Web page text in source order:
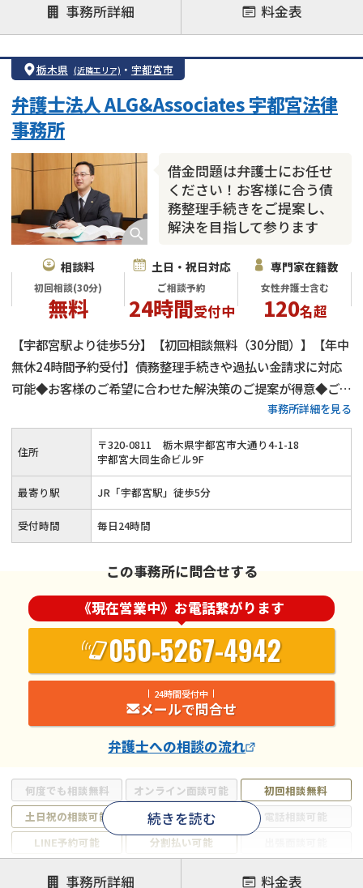
借金返済相談・交渉
自己破産
任意整理
個人再生
時効援用
会社破産・法人破産
住宅ローン
消費者金融・サラ金
カードローン
事務所詳細 料金表
栃木県 (近隣エリア) ・ 宇都宮市
借金問題は弁護士にお任せ
ください！お客様に合う債
務整理手続きをご提案し、
解決を目指して参ります
弁護士法人 ALG&Associates 宇都宮法律
事務所
相談料
初回相談(30分)
無料
土日・祝日対応
ご相談予約
24時間受付中
専門家在籍数
女性弁護士含む
120名超
【宇都宮駅より徒歩5分】【初回相談無料（30分間）】【年中
無休24時間予約受付】債務整理手続きや過払い金請求に対応
可能◆お客様のご希望に合わせた解決策のご提案が得意◆ご契
約後は迅速かつ的確に対応◆「弁護士がいるから大丈夫」と思
っていただけるよう、お客様に寄り添いながら借金問題の解決
を目指します。
事務所詳細を見る
何度でも相談無料 オンライン面談可能
初回相談無料
土日祝の相談可能
19時以降電話可能
電話相談可能
LINE予約可能
分割払い可能
続きを読む
住所 〒320-0811
栃木県宇都宮市大通り4-1-18
宇都宮大同生命ビル9F
最寄り駅 JR「宇都宮駅」徒歩5分
受付時間 毎日24時間
この事務所に問合せする
《現在営業中》お電話繋がります
050-5267-4942
24時間受付中
メールで問合せ
弁護士への相談の流れ
事務所詳細 料金表